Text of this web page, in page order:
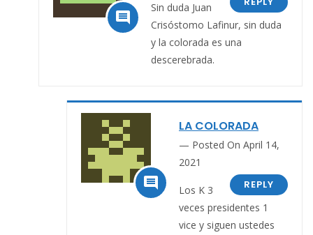

Sin duda Juan
Crisóstomo Lafinur, sin duda
y la colorada es una
descerebrada.

LA COLORADA
Posted On April 14,
2021
REPLY
Los K 3
veces presidentes 1
vice y siguen ustedes